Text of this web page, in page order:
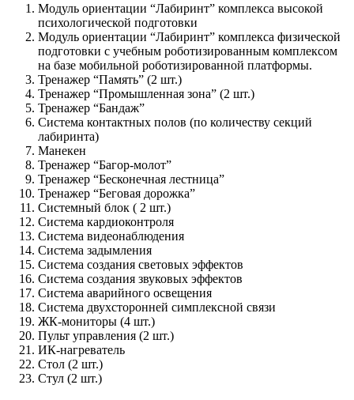
Модуль ориентации “Лабиринт” комплекса высокой
психологической подготовки
Модуль ориентации “Лабиринт” комплекса физической
подготовки с учебным роботизированным комплексом
на базе мобильной роботизированной платформы.
Тренажер “Память” (2 шт.)
Тренажер “Промышленная зона” (2 шт.)
Тренажер “Бандаж”
Система контактных полов (по количеству секций
лабиринта)
Манекен
Тренажер “Багор-молот”
Тренажер “Бесконечная лестница”
Тренажер “Беговая дорожка”
Системный блок ( 2 шт.)
Система кардиоконтроля
Система видеонаблюдения
Система задымления
Система создания световых эффектов
Система создания звуковых эффектов
Система аварийного освещения
Система двухсторонней симплексной связи
ЖК-мониторы (4 шт.)
Пульт управления (2 шт.)
ИК-нагреватель
Стол (2 шт.)
Стул (2 шт.)